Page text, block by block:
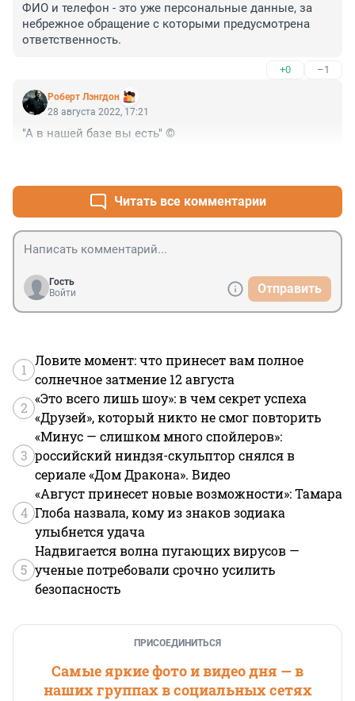
ФИО и телефон - это уже персональные данные, за
небрежное обращение с которыми предусмотрена
ответственность.
+0 –1
Роберт Лэнгдон
28 августа 2022, 17:21
"А в нашей базе вы есть" ©
Читать все комментарии
Гость
Войти
Отправить
1
Ловите момент: что принесет вам полное
солнечное затмение 12 августа
2
«Это всего лишь шоу»: в чем секрет успеха
«Друзей», который никто не смог повторить
3
«Минус — слишком много спойлеров»:
российский ниндзя-скульптор снялся в
сериале «Дом Дракона». Видео
4
«Август принесет новые возможности»: Тамара
Глоба назвала, кому из знаков зодиака
улыбнется удача
5
Надвигается волна пугающих вирусов —
ученые потребовали срочно усилить
безопасность
ПРИСОЕДИНИТЬСЯ
Самые яркие фото и видео дня — в
наших группах в социальных сетях